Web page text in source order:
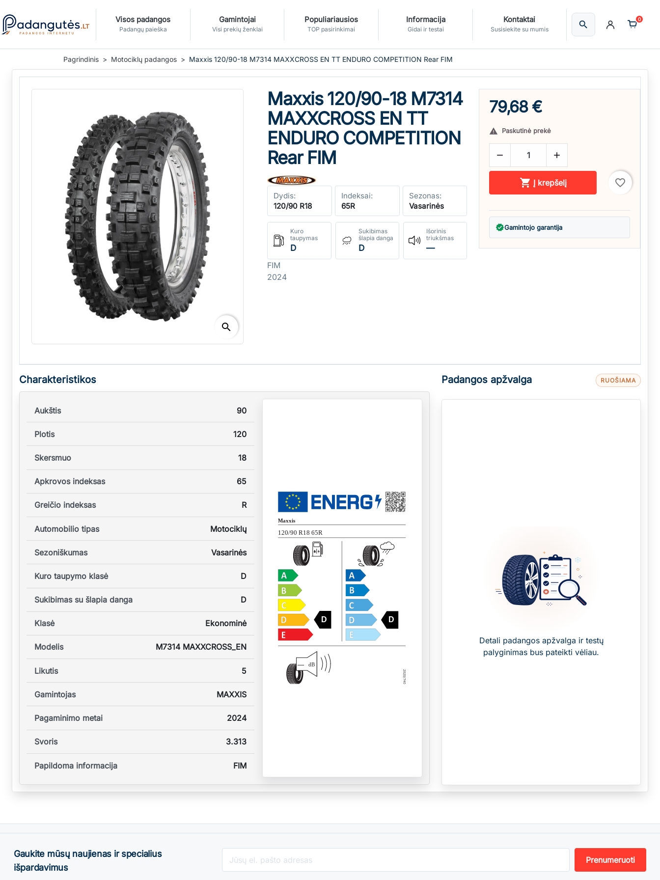
Visos padangos
Padangų paieška
Gamintojai
Visi prekių ženklai
Populiariausios
TOP pasirinkimai
Informacija
Gidai ir testai
Kontaktai
Susisiekite su mumis searchIeškoti
0
Pagrindinis Motociklų padangos Maxxis 120/90-18 M7314 MAXXCROSS EN TT ENDURO COMPETITION Rear FIM
search
Maxxis 120/90-18 M7314
MAXXCROSS EN TT
ENDURO COMPETITION
Rear FIM
Dydis:
120/90 R18
Indeksai:
65R
Sezonas:
Vasarinės
Kuro
taupymas
D
Sukibimas
šlapia danga
D
Išorinis
triukšmas
—
FIM
2024
79,68 €
 Paskutinė prekė
 
 Į krepšelį favorite_border
verifiedGamintojo garantija
Charakteristikos
Aukštis 90
Plotis 120
Skersmuo 18
Apkrovos indeksas 65
Greičio indeksas R
Automobilio tipas Motociklų
Sezoniškumas Vasarinės
Kuro taupymo klasė D
Sukibimas su šlapia danga D
Klasė Ekonominė
Modelis M7314 MAXXCROSS_EN
Likutis 5
Gamintojas MAXXIS
Pagaminimo metai 2024
Svoris 3.313
Papildoma informacija FIM
Maxxis
120/90 R18 65R
D D
— dB
Padangos apžvalga RUOŠIAMA
Detali padangos apžvalga ir testų
palyginimas bus pateikti vėliau.
Gaukite mūsų naujienas ir specialius
išpardavimus